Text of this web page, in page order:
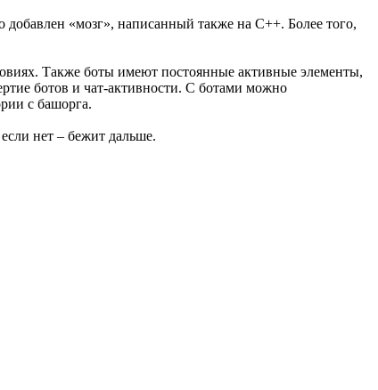
«мозг», написанный также на C++. Более того,
Также боты имеют постоянные активные элементы,
ботов и чат-активности. С ботами можно
с башорга.
нет – бежит дальше.